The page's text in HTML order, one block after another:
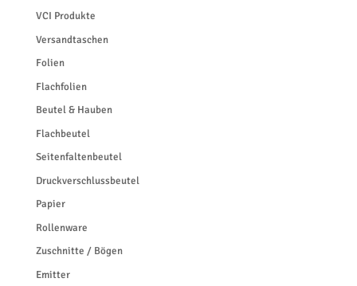
VCI Produkte
Versandtaschen
Folien
Flachfolien
Beutel & Hauben
Flachbeutel
Seitenfaltenbeutel
Druckverschlussbeutel
Papier
Rollenware
Zuschnitte / Bögen
Emitter